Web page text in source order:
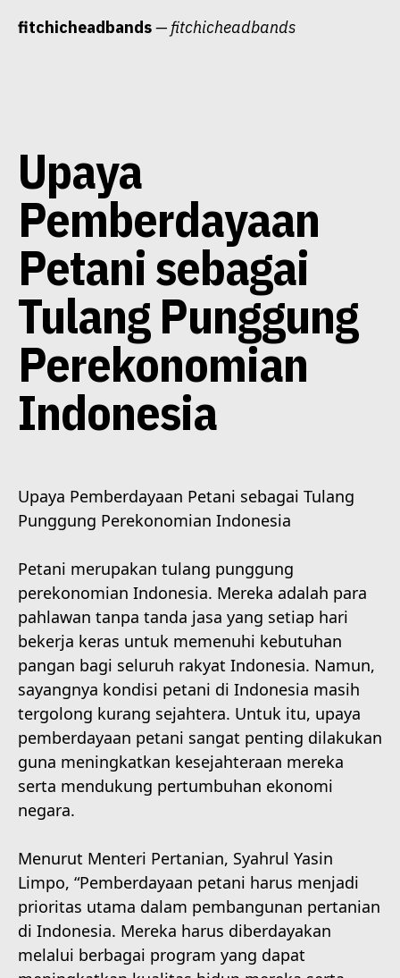
fitchicheadbands— fitchicheadbands
Upaya
Pemberdayaan
Petani sebagai
Tulang Punggung
Perekonomian
Indonesia
Upaya Pemberdayaan Petani sebagai Tulang
Punggung Perekonomian Indonesia
Petani merupakan tulang punggung
perekonomian Indonesia. Mereka adalah para
pahlawan tanpa tanda jasa yang setiap hari
bekerja keras untuk memenuhi kebutuhan
pangan bagi seluruh rakyat Indonesia. Namun,
sayangnya kondisi petani di Indonesia masih
tergolong kurang sejahtera. Untuk itu, upaya
pemberdayaan petani sangat penting dilakukan
guna meningkatkan kesejahteraan mereka
serta mendukung pertumbuhan ekonomi
negara.
Menurut Menteri Pertanian, Syahrul Yasin
Limpo, “Pemberdayaan petani harus menjadi
prioritas utama dalam pembangunan pertanian
di Indonesia. Mereka harus diberdayakan
melalui berbagai program yang dapat